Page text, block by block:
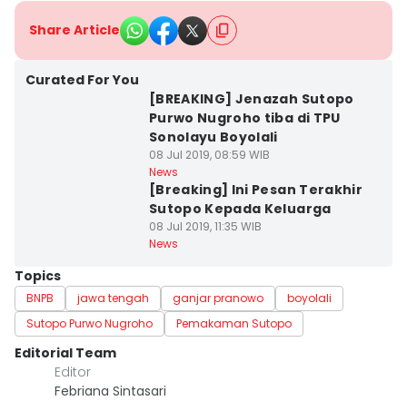
Share Article
Curated For You
[BREAKING] Jenazah Sutopo
Purwo Nugroho tiba di TPU
Sonolayu Boyolali
08 Jul 2019, 08:59 WIB
News
[Breaking] Ini Pesan Terakhir
Sutopo Kepada Keluarga
08 Jul 2019, 11:35 WIB
News
Topics
BNPB jawa tengah ganjar pranowo
boyolali
Sutopo Purwo Nugroho
Pemakaman Sutopo
Editorial Team
Editor
Febriana Sintasari